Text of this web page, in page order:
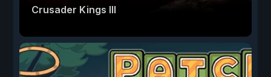
Crusader Kings III